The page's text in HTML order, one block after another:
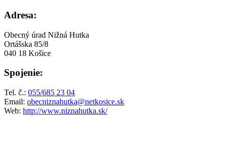
Adresa:
Obecný úrad Nižná Hutka
Ortášska 85/8
040 18 Košice
Spojenie:
Tel. č.: 055/685 23 04
Email: obecniznahutka@netkosice.sk
Web: http://www.niznahutka.sk/